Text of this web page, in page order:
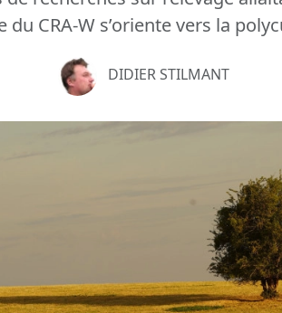
du CRA-W s’oriente vers la
DIDIER STILMANT